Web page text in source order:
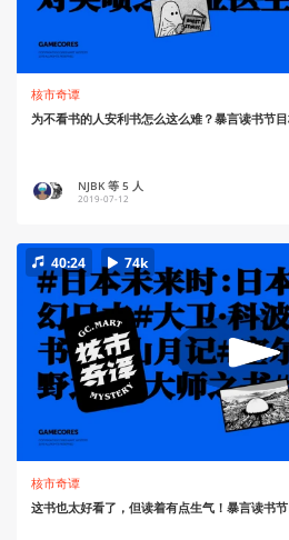
核市奇谭
为不看书的人安利书怎么这么难？暴言读书节
NJBK 等 5 人
2019-07-12
40:24 74k
核市奇谭
这书也太好看了，但读着有点生气！暴言读书